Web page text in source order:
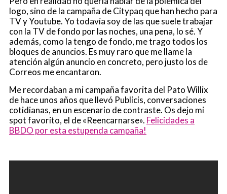
logo, sino de la campaña de Citypaq que han hecho para
TV y Youtube. Yo todavía soy de las que suele trabajar
con la TV de fondo por las noches, una pena, lo sé. Y
además, como la tengo de fondo, me trago todos los
bloques de anuncios. Es muy raro que me llame la
atención algún anuncio en concreto, pero justo los de
Correos me encantaron.
Me recordaban a mi campaña favorita del Pato Willix
de hace unos años que llevó Publicis, conversaciones
cotidianas, en un escenario de contraste. Os dejo mi
spot favorito, el de «Reencarnarse». Felicidades a
BBDO por esta estupenda campaña!